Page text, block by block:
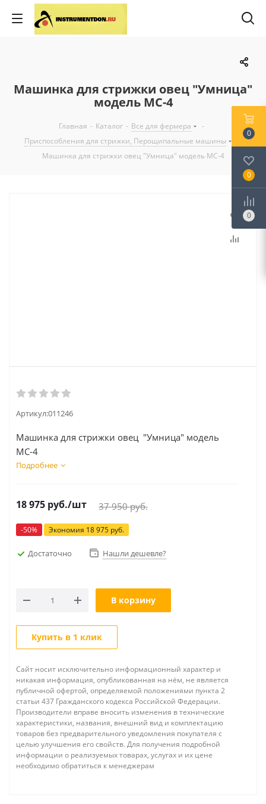
Машинка для стрижки овец "Умница"
модель МС-4
Главная - Каталог - Все для фермера
-
Приспособления для стрижки, Перощипальные машины
Машинка для стрижки овец "Умница" модель МС-4
Артикул:011246
Машинка для стрижки овец "Умница" модель
МС-4
Подробнее
18 975 руб./шт 37 950руб.
-50% Экономия 18 975 руб.
Достаточно Нашли дешевле?
В корзину
Купить в 1 клик
Сайт носит исключительно информационный характер и
никакая информация, опубликованная на нём, не является
публичной офертой, определяемой положениями пункта 2
статьи 437 Гражданского кодекса Российской Федерации.
Производители вправе вносить изменения в технические
характеристики, названия, внешний вид и комплектацию
товаров без предварительного уведомления покупателя с
целью улучшения его свойств. Для получения подробной
информации о реализуемых товарах, услугах и их цене
необходимо обратиться к менеджерам
0
0
0